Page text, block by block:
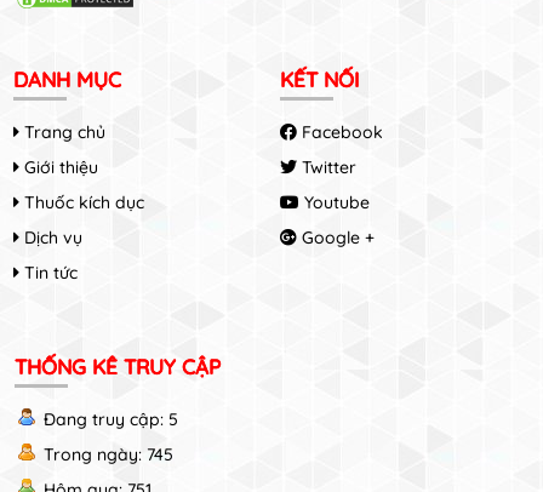
DANH MỤC
Trang chủ
Giới thiệu
Thuốc kích dục
Dịch vụ
Tin tức
KẾT NỐI
Facebook
Twitter
Youtube
Google +
THỐNG KÊ TRUY CẬP
Đang truy cập: 5
Trong ngày: 745